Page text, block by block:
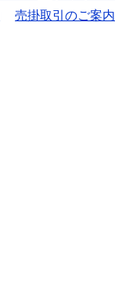
売掛取引のご案内